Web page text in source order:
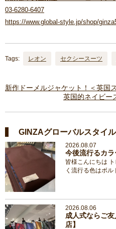
03-6280-6407
https://www.global-style.jp/shop/
Tags: レオン セクシースーツ
新作ドーメルジャケット！＜英
英国的ネイビ
GINZAグローバルスタイ
2026.08.07
今後流行るカ
皆様こんにちは
く流行る色はボル
2026.08.06
成人式ならご
店】